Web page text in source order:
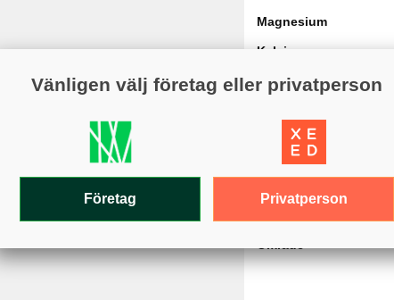
Magnesium
Kalcium
Granulstorlek
Säsong
Vänligen välj företag eller privatperson
Företag Privatperson